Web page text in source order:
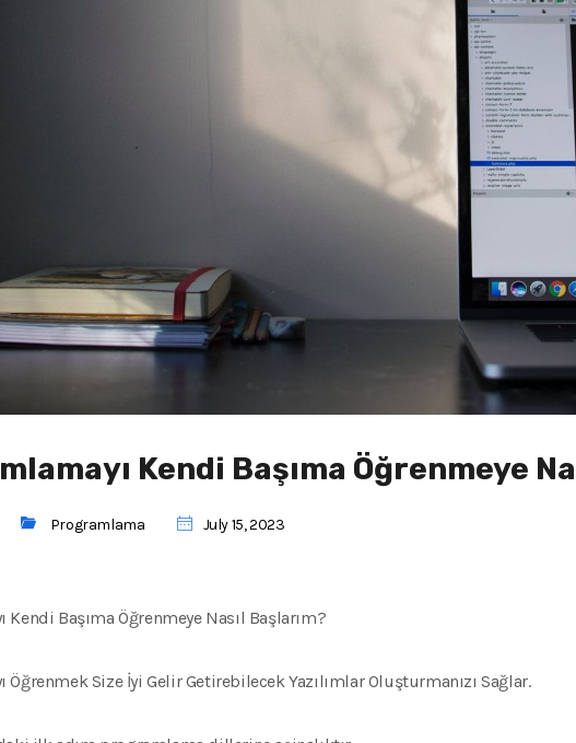
Kendi Başıma Öğrenmeye
Programlama July 15, 2023
Kendi Başıma Öğrenmeye Nasıl Başlarım?
Öğrenmek Size İyi Gelir Getirebilecek Yazılımlar Oluşturmanızı Sağlar.